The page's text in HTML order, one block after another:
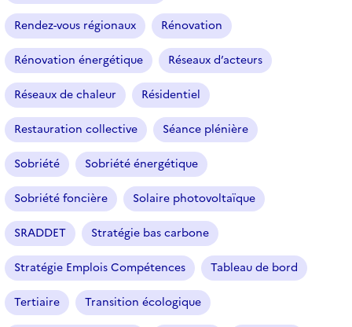
é
e
c
o
n
)
Rendez-vous régionaux Rénovation
Rénovation énergétique Réseaux d’acteurs
Réseaux de chaleur Résidentiel
Restauration collective Séance plénière
Sobriété Sobriété énergétique
Sobriété foncière Solaire photovoltaïque
SRADDET Stratégie bas carbone
Stratégie Emplois Compétences Tableau de bord
Tertiaire Transition écologique